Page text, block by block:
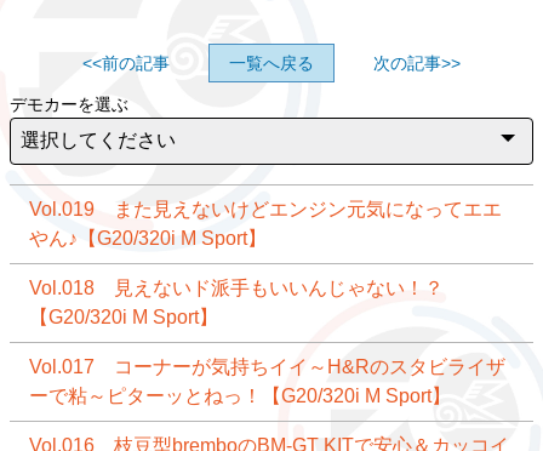
デモカーを選ぶ
Vol.019 また見えないけどエンジン元気になってエエ
やん♪【G20/320i M Sport】
Vol.018 見えないド派手もいいんじゃない！？
【G20/320i M Sport】
Vol.017 コーナーが気持ちイイ～H&Rのスタビライザ
ーで粘～ピターッとねっ！【G20/320i M Sport】
Vol.016 枝豆型bremboのBM-GT KITで安心＆カッコイ
<<前の記事 一覧へ戻る 次の記事>>